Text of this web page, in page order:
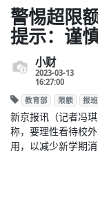
警惕超限
提示：谨
小财
2023-03-13
16:27:00
教育部 限额 报班
新京报讯（记者冯
称，要理性看待校
用，以减少新学期消